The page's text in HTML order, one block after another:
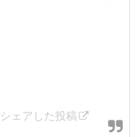
ェアした投稿